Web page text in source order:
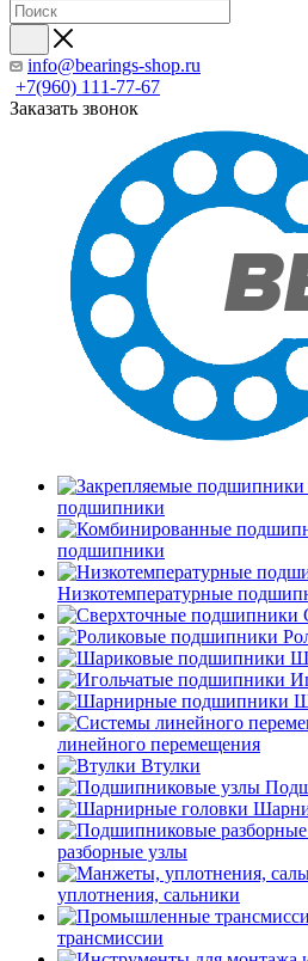
info@bearings-shop.ru
+7(960) 111-77-67
Заказать звонок
подшипники
подшипники
Низкотемпературные
линейного перемещения
Втулки
разборные узлы
уплотнения, сальники
трансмиссии